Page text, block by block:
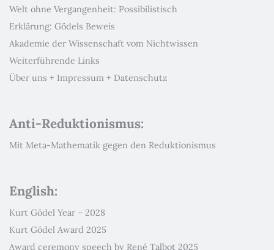
Welt ohne Vergangenheit: Possibilistisch
Erklärung: Gödels Beweis
Akademie der Wissenschaft vom Nichtwissen
Weiterführende Links
Über uns + Impressum + Datenschutz
Anti-Reduktionismus:
Mit Meta-Mathematik gegen den Reduktionismus
English:
Kurt Gödel Year – 2028
Kurt Gödel Award 2025
Award ceremony speech by René Talbot 2025